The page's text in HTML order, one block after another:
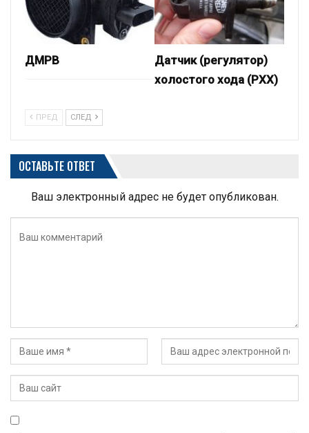
ДМРВ
Датчик (регулятор)
холостого хода (РХХ)
ПРЕД СЛЕД
ОСТАВЬТЕ ОТВЕТ
Ваш электронный адрес не будет опубликован.